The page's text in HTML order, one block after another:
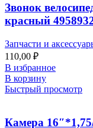
Звонок
красный
Запчасти и
110,00 ₽
В избранное
В корзину
Быстрый просмотр
Камера